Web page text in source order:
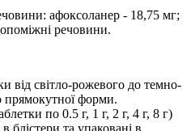
афоксоланер - 18,75 мг;
речовини.
від світло-рожевого до темно-
прямокутної форми.
по 0.5 г, 1 г, 2 г, 4 г, 8 г)
блістери та упаковані в